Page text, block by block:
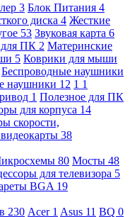
3 Блок Питания 4
диска 4 Жесткие
53 Звуковая карта 6
ПК 2 Материнские
5 Коврики для мыши
Беспроводные наушники
наушники 12 1 1
1 Полезное для ПК
для корпуса 14
скорости,
38
80 Мосты 48
для телевизора 5
BGA 19
230 Acer 1 Asus 11 BQ 0